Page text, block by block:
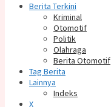
Berita Terkini
Kriminal
Otomotif
Politik
Olahraga
Berita Otomotif
Tag Berita
Lainnya
Indeks
X